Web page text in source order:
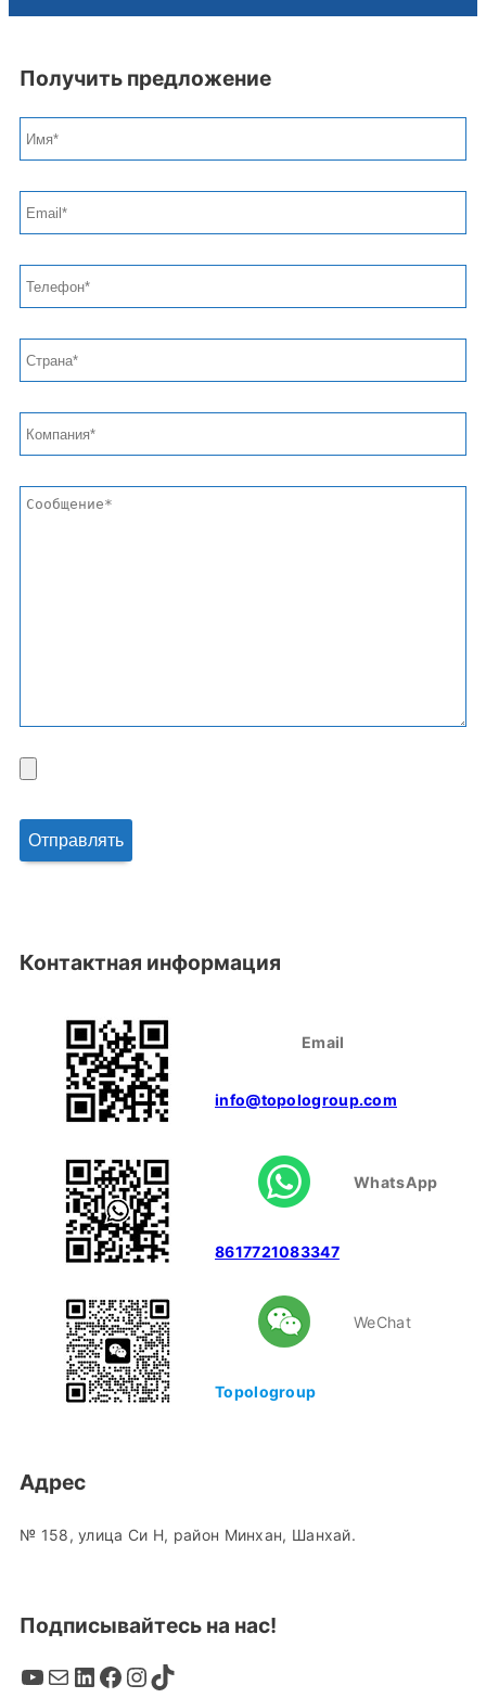
Получить предложение
Контактная информация
Email
info@topologroup.com
WhatsApp
8617721083347
WeChat
Topologroup
Адрес
№ 158, улица Си Н, район Минхан, Шанхай.
Подписывайтесь на нас!
YouTube Mail LinkedIn Facebook InstagramTikTok